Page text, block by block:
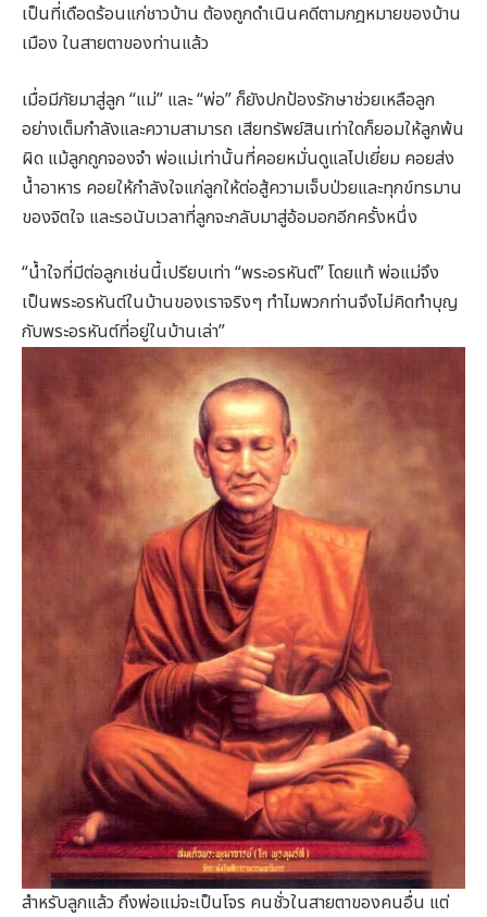
เป็นที่เดือดร้อนแก่ชาวบ้าน ต้องถูกดำเนินคดีตามกฎหมายของบ้าน
เมือง ในสายตาของท่านแล้ว
เมื่อมีภัยมาสู่ลูก “แม่” และ “พ่อ” ก็ยังปกป้องรักษาช่วยเหลือลูก
อย่างเต็มกำลังและความสามารถ เสียทรัพย์สินเท่าใดก็ยอมให้ลูกพ้น
ผิด แม้ลูกถูกจองจำ พ่อแม่เท่านั้นที่คอยหมั่นดูแลไปเยี่ยม คอยส่ง
น้ำอาหาร คอยให้กำลังใจแก่ลูกให้ต่อสู้ความเจ็บป่วยและทุกข์ทรมาน
ของจิตใจ และรอนับเวลาที่ลูกจะกลับมาสู่อ้อมอกอีกครั้งหนึ่ง
“น้ำใจที่มีต่อลูกเช่นนี้เปรียบเท่า “พระอรหันต์” โดยแท้ พ่อแม่จึง
เป็นพระอรหันต์ในบ้านของเราจริงๆ ทำไมพวกท่านจึงไม่คิดทำบุญ
กับพระอรหันต์ที่อยู่ในบ้านเล่า”
สำหรับลูกแล้ว ถึงพ่อแม่จะเป็นโจร คนชั่วในสายตาของคนอื่น แต่